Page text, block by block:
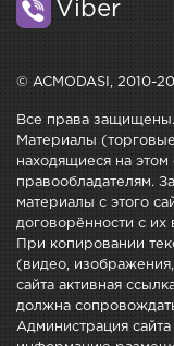
Viber
© ACMODASI, 2010-
Все права защищены.
Материалы
находящиеся на этом
правообладателям.
материалы с этого
договорённости с их
При копировании
(видео,
сайта активная
должна
Администрация